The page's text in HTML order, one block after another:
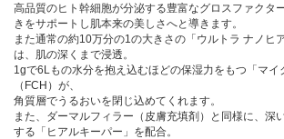
高品質のヒト幹細胞が分泌する豊富なグロスファクタ
きをサポートし肌本来の美しさへと導きます。
また通常の約10万分の1の大きさの「ウルトラ ナノヒ
は、肌の深くまで浸透。
1gで6Lもの水分を抱え込むほどの保湿力をもつ「マイ
（FCH）が、
角質層でうるおいを閉じ込めてくれます。
また、ダーマルフィラー（皮膚充填剤）と同様に、深
する「ヒアルキーパー」を配合。